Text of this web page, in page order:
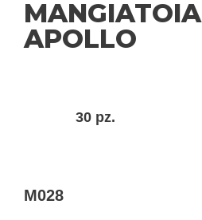
MANGIATOIA
APOLLO
30 pz.
M028